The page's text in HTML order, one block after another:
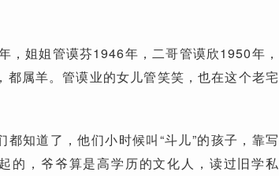
姐姐管谟芬1946年，二哥管谟欣1950年，
属羊。管谟业的女儿管笑笑，也在这个老宅
知道了，他们小时候叫“斗儿”的孩子，靠写
的，爷爷算是高学历的文化人，读过旧学私